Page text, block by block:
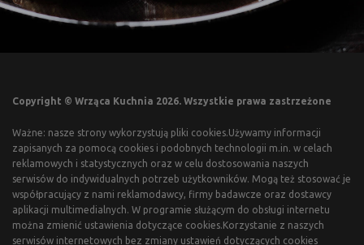
Copyright © Wrząca Kuchnia 2026. Wszystkie prawa zastrzeżone
Ważne: nasze strony wykorzystują pliki cookies.Używamy informacji
zapisanych za pomocą cookies i podobnych technologii m.in. w celach
reklamowych i statystycznych oraz w celu dostosowania naszych
serwisów do indywidualnych potrzeb użytkowników. Mogą też stosować je
współpracujący z nami reklamodawcy, firmy badawcze oraz dostawcy
aplikacji multimedialnych. W programie służącym do obsługi internetu
można zmienić ustawienia dotyczące cookies.Korzystanie z naszych
serwisów internetowych bez zmiany ustawień dotyczących cookies